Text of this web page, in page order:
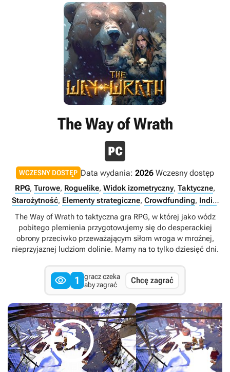
The Way of Wrath
WCZESNY DOSTĘP Data wydania: 2026 Wczesny dostęp
RPG, Turowe, Roguelike, Widok izometryczny, Taktyczne,
Starożytność, Elementy strategiczne, Crowdfunding, Indie,
Prehistoria
Singleplayer
The Way of Wrath to taktyczna gra RPG, w której jako wódz
pobitego plemienia przygotowujemy się do desperackiej
obrony przeciwko przeważającym siłom wroga w mroźnej,
nieprzyjaznej ludziom dolinie. Mamy na to tylko dziesięć dni.
 1
gracz czeka
aby zagrać
Chcę zagrać
